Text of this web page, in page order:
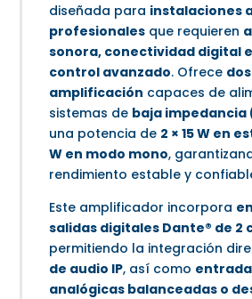
diseñada para instalaciones
profesionales que requieren
sonora, conectividad digital
control avanzado. Ofrece
amplificación capaces de
sistemas de baja impedancia
una potencia de 2 × 15 W en
W en modo mono,
rendimiento estable y
Este amplificador incorpora
salidas digitales Dante® de 2
permitiendo la integración
de audio IP, así como
analógicas balanceadas o